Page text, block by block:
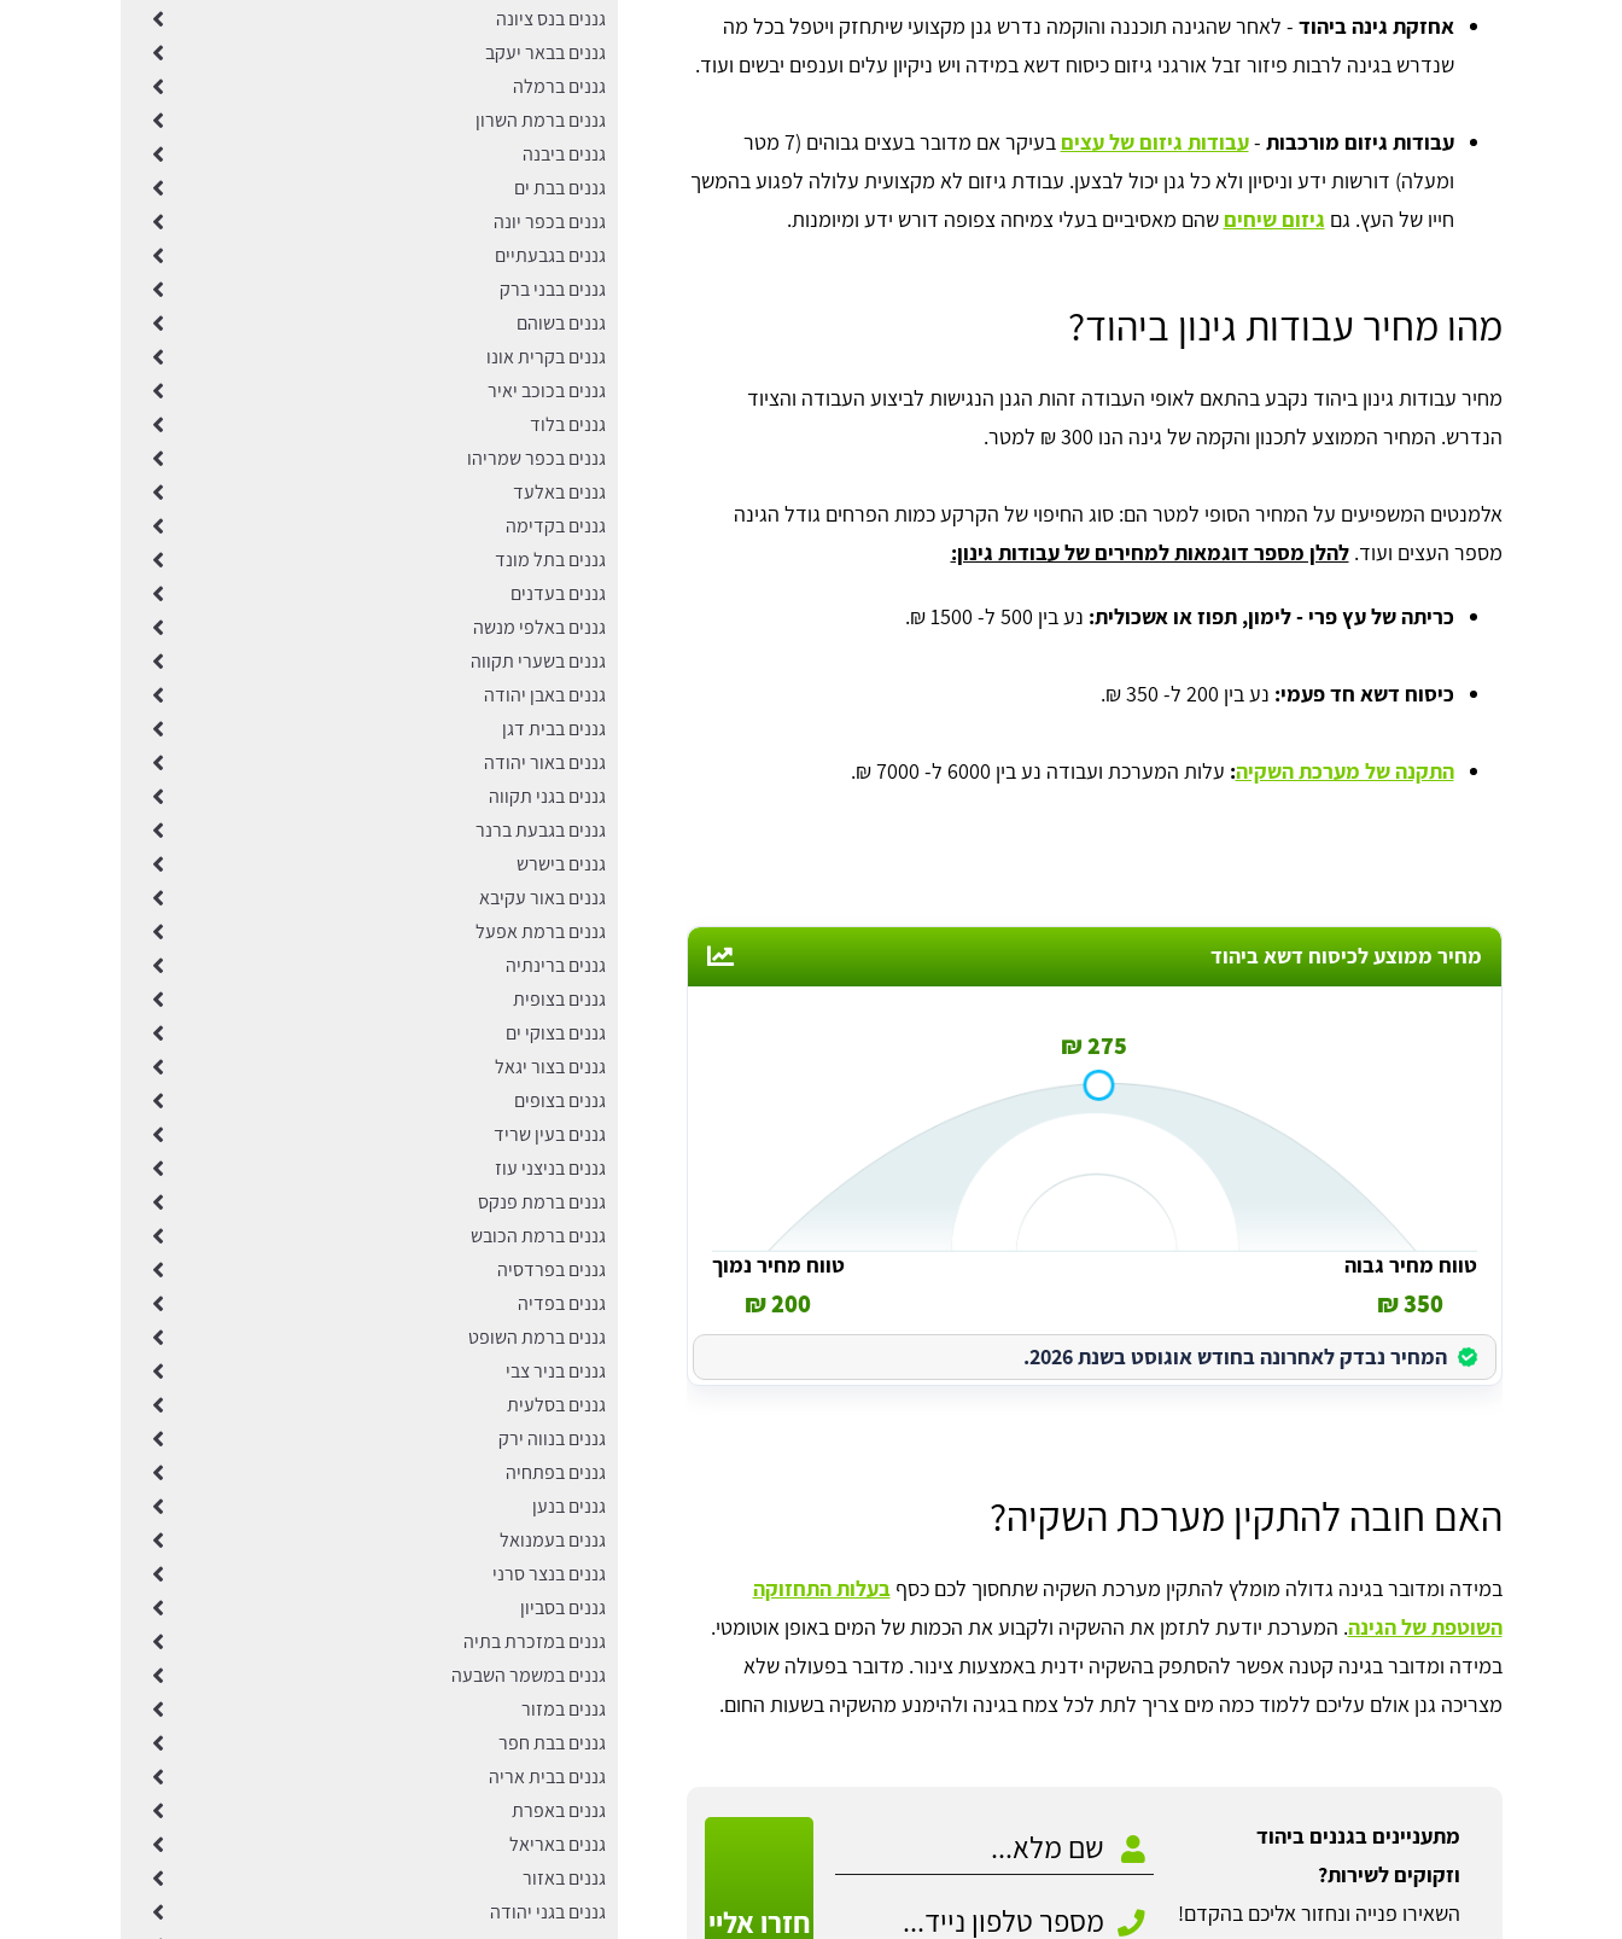
אחזקת גינה ביהוד - לאחר שהגינה תוכננה והוקמה נדרש גנן מקצועי שיתחזק ויטפל בכל מה
שנדרש בגינה לרבות פיזור זבל אורגני גיזום כיסוח דשא במידה ויש ניקיון עלים וענפים יבשים ועוד.
עבודות גיזום מורכבות -עבודות גיזום של עצים
בעיקר אם מדובר בעצים גבוהים (7 מטר
ומעלה) דורשות ידע וניסיון ולא כל גנן יכול לבצען. עבודת גיזום לא מקצועית עלולה לפגוע בהמשך
חייו של העץ. גם גיזום שיחים שהם מאסיביים בעלי צמיחה צפופה דורש ידע ומיומנות.
מהו מחיר עבודות גינון ביהוד?
מחיר עבודות גינון ביהוד נקבע בהתאם לאופי העבודה זהות הגנן הנגישות לביצוע העבודה והציוד
הנדרש. המחיר הממוצע לתכנון והקמה של גינה הנו 300 ₪ למטר.
אלמנטים המשפיעים על המחיר הסופי למטר הם: סוג החיפוי של הקרקע כמות הפרחים גודל הגינה
מספר העצים ועוד.להלן מספר דוגמאות למחירים של עבודות גינון:
כריתה של עץ פרי - לימון, תפוז או אשכולית: נע בין 500 ל- 1500 ₪.
כיסוח דשא חד פעמי: נע בין 200 ל- 350 ₪.
התקנה של מערכת השקיה: עלות המערכת ועבודה נע בין 6000 ל- 7000 ₪.
מחיר ממוצע לכיסוח דשא ביהוד
275 ₪
טווח מחיר גבוה
350 ₪
טווח מחיר נמוך
200 ₪
המחיר נבדק לאחרונה בחודש אוגוסט בשנת 2026.
האם חובה להתקין מערכת השקיה?
במידה ומדובר בגינה גדולה מומלץ להתקין מערכת השקיה שתחסוך לכם כסףבעלות התחזוקה
השוטפת של הגינה. המערכת יודעת לתזמן את ההשקיה ולקבוע את הכמות של המים באופן אוטומטי.
במידה ומדובר בגינה קטנה אפשר להסתפק בהשקיה ידנית באמצעות צינור. מדובר בפעולה שלא
מצריכה גנן אולם עליכם ללמוד כמה מים צריך לתת לכל צמח בגינה ולהימנע מהשקיה בשעות החום.
מתעניינים בגננים ביהוד
וזקוקים לשירות?
השאירו פנייה ונחזור אליכם בהקדם!
חזרו אליי
גננים בנס ציונה
גננים בבאר יעקב
גננים ברמלה
גננים ברמת השרון
גננים ביבנה
גננים בבת ים
גננים בכפר יונה
גננים בגבעתיים
גננים בבני ברק
גננים בשוהם
גננים בקרית אונו
גננים בכוכב יאיר
גננים בלוד
גננים בכפר שמריהו
גננים באלעד
גננים בקדימה
גננים בתל מונד
גננים בעדנים
גננים באלפי מנשה
גננים בשערי תקווה
גננים באבן יהודה
גננים בבית דגן
גננים באור יהודה
גננים בגני תקווה
גננים בגבעת ברנר
גננים בישרש
גננים באור עקיבא
גננים ברמת אפעל
גננים ברינתיה
גננים בצופית
גננים בצוקי ים
גננים בצור יגאל
גננים בצופים
גננים בעין שריד
גננים בניצני עוז
גננים ברמת פנקס
גננים ברמת הכובש
גננים בפרדסיה
גננים בפדיה
גננים ברמת השופט
גננים בניר צבי
גננים בסלעית
גננים בנווה ירק
גננים בפתחיה
גננים בנען
גננים בעמנואל
גננים בנצר סרני
גננים בסביון
גננים במזכרת בתיה
גננים במשמר השבעה
גננים במזור
גננים בבת חפר
גננים בבית אריה
גננים באפרת
גננים באריאל
גננים באזור
גננים בגני יהודה